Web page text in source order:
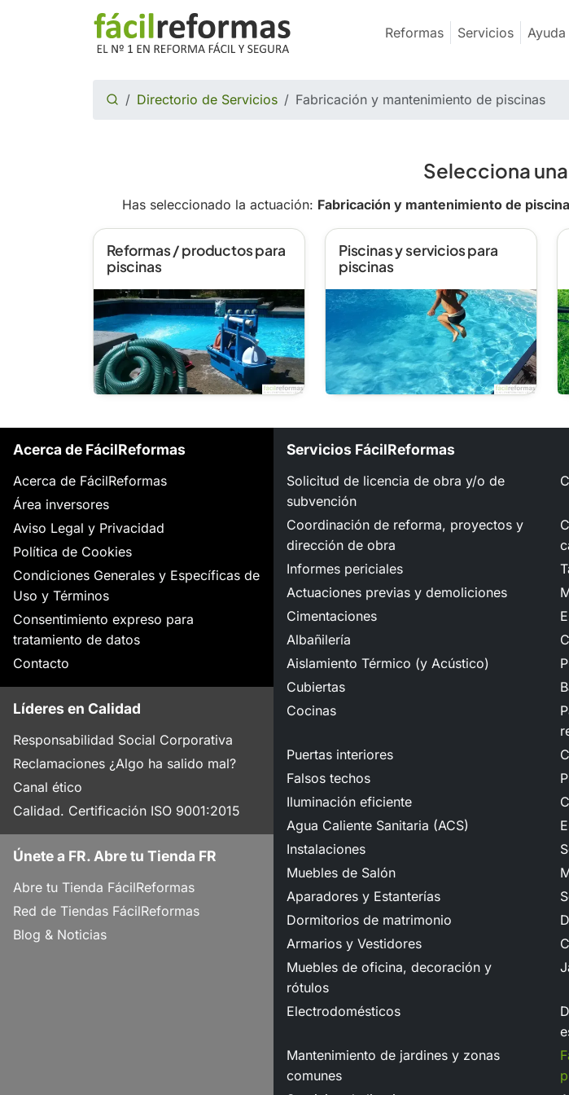
Reformas Servicios Ayuda
Directorio de Servicios Fabricación y mantenimiento de piscinas
Selecciona
Has seleccionado la actuación: Fabricación y mantenimiento de
Reformas / productos para
piscinas
Piscinas y servicios para
piscinas
Acerca de FácilReformas
Acerca de FácilReformas
Área inversores
Aviso Legal y Privacidad
Política de Cookies
Condiciones Generales y Específicas de
Uso y Términos
Consentimiento expreso para
tratamiento de datos
Contacto
Líderes en Calidad
Responsabilidad Social Corporativa
Reclamaciones ¿Algo ha salido mal?
Canal ético
Calidad. Certificación ISO 9001:2015
Únete a FR. Abre tu Tienda FR
Abre tu Tienda FácilReformas
Red de Tiendas FácilReformas
Blog & Noticias
Servicios FácilReformas
Solicitud de licencia de obra y/o de
subvención
Coordinación de reforma, proyectos y
dirección de obra
Informes periciales
Actuaciones previas y demoliciones
Cimentaciones
Albañilería
Aislamiento Térmico (y Acústico)
Cubiertas
Cocinas
Puertas interiores
Falsos techos
Iluminación eficiente
Agua Caliente Sanitaria (ACS)
Instalaciones
Muebles de Salón
Aparadores y Estanterías
Dormitorios de matrimonio
Armarios y Vestidores
Muebles de oficina, decoración y
rótulos
Electrodomésticos
Mantenimiento de jardines y zonas
comunes